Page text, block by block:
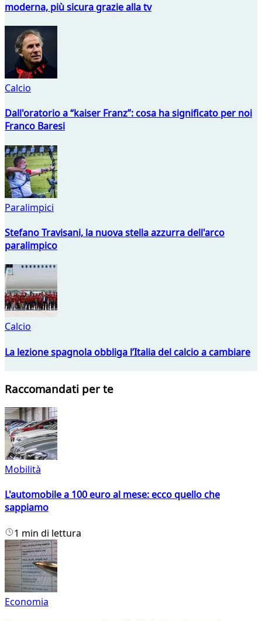
moderna, più sicura grazie alla tv
Calcio
Dall'oratorio a “kaiser Franz”: cosa ha significato per noi
Franco Baresi
Paralimpici
Stefano Travisani, la nuova stella azzurra dell'arco
paralimpico
Calcio
La lezione spagnola obbliga l’Italia del calcio a cambiare
Raccomandati per te
Mobilità
L'automobile a 100 euro al mese: ecco quello che
sappiamo
1 min di lettura
Economia